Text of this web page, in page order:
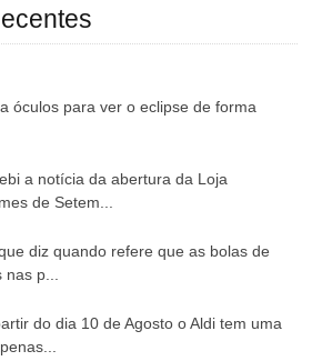
óculos para ver o eclipse de forma
a notícia da abertura da Loja
de Setem...
diz quando refere que as bolas de
p...
do dia 10 de Agosto o Aldi tem uma